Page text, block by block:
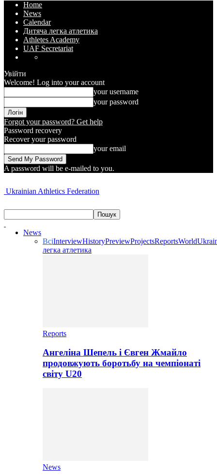
Home
News
Calendar
Дитяча легка атлетика
Athletes Academy
UAF Secretariat
Увійти
Welcome! Log into your account
your username
your password
Forgot your password? Get help
Password recovery
Recover your password
your email
A password will be e-mailed to you.
Ukrainian Athletics Federation
News
ВсіInterviewHistoryPreviewProjectsReportsWorld
легка атлетика
Reports
Ангеліна Шепель і Євген Жмайло
продовжують боротьбу на чемпіонаті
світу U20
News